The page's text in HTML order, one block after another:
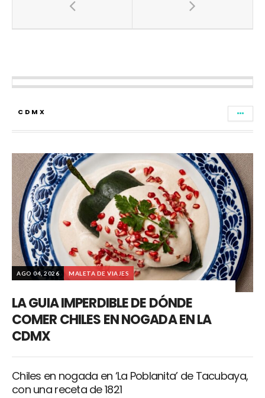
CDMX
AGO 04, 2026 MALETA DE VIAJES
LA GUIA IMPERDIBLE DE DÓNDE
COMER CHILES EN NOGADA EN LA
CDMX
Chiles en nogada en ‘La Poblanita’ de Tacubaya,
con una receta de 1821